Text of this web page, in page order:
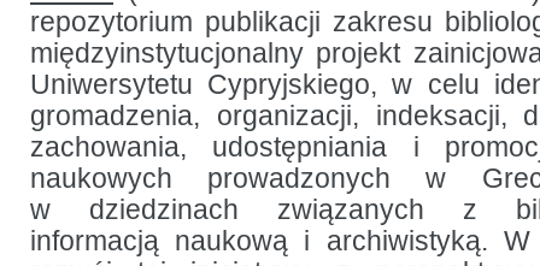
z zakresu
bibliotekoznawstwa
i informacji
naukowej
repozytorium publikacji zakresu
międzyinstytucjonalny projekt
Uniwersytetu Cypryjskiego, w celu
gromadzenia, organizacji, indeksacji,
zachowania, udostępniania i
naukowych prowadzonych w
w dziedzinach związanych z
informacją naukową i archiwistyką.